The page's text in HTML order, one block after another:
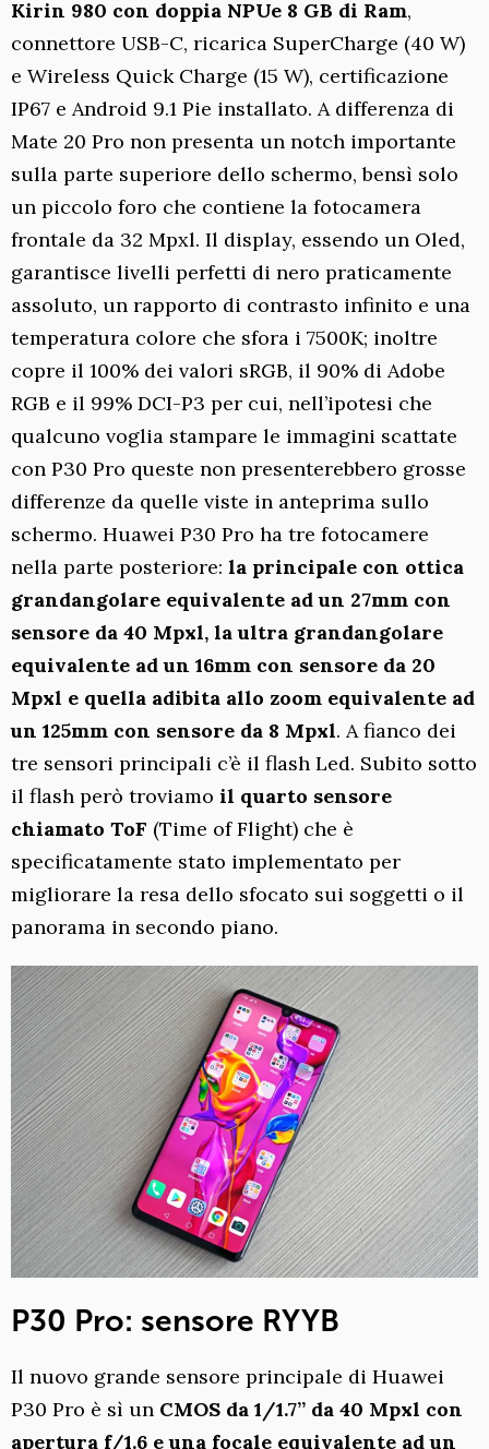
Kirin 980 con doppia NPUe 8 GB di Ram,
connettore USB-C, ricarica SuperCharge (40 W)
e Wireless Quick Charge (15 W), certificazione
IP67 e Android 9.1 Pie installato. A differenza di
Mate 20 Pro non presenta un notch importante
sulla parte superiore dello schermo, bensì solo
un piccolo foro che contiene la fotocamera
frontale da 32 Mpxl. Il display, essendo un Oled,
garantisce livelli perfetti di nero praticamente
assoluto, un rapporto di contrasto infinito e una
temperatura colore che sfora i 7500K; inoltre
copre il 100% dei valori sRGB, il 90% di Adobe
RGB e il 99% DCI-P3 per cui, nell’ipotesi che
qualcuno voglia stampare le immagini scattate
con P30 Pro queste non presenterebbero grosse
differenze da quelle viste in anteprima sullo
schermo. Huawei P30 Pro ha tre fotocamere
nella parte posteriore: la principale con ottica
grandangolare equivalente ad un 27mm con
sensore da 40 Mpxl, la ultra grandangolare
equivalente ad un 16mm con sensore da 20
Mpxl e quella adibita allo zoom equivalente ad
un 125mm con sensore da 8 Mpxl. A fianco dei
tre sensori principali c’è il flash Led. Subito sotto
il flash però troviamo il quarto sensore
chiamato ToF (Time of Flight) che è
specificatamente stato implementato per
migliorare la resa dello sfocato sui soggetti o il
panorama in secondo piano.
P30 Pro: sensore RYYB
Il nuovo grande sensore principale di Huawei
P30 Pro è sì un CMOS da 1/1.7” da 40 Mpxl con
apertura f/1.6 e una focale equivalente ad un